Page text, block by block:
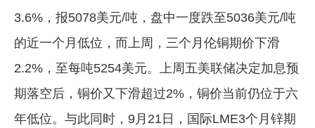
3.6%，报5078美元/吨，盘中一度跌至5036美元/吨
的近一个月低位，而上周，三个月伦铜期价下滑
2.2%，至每吨5254美元。上周五美联储决定加息预
期落空后，铜价又下滑超过2%，铜价当前仍位于六
年低位。与此同时，9月21日，国际LME3个月锌期